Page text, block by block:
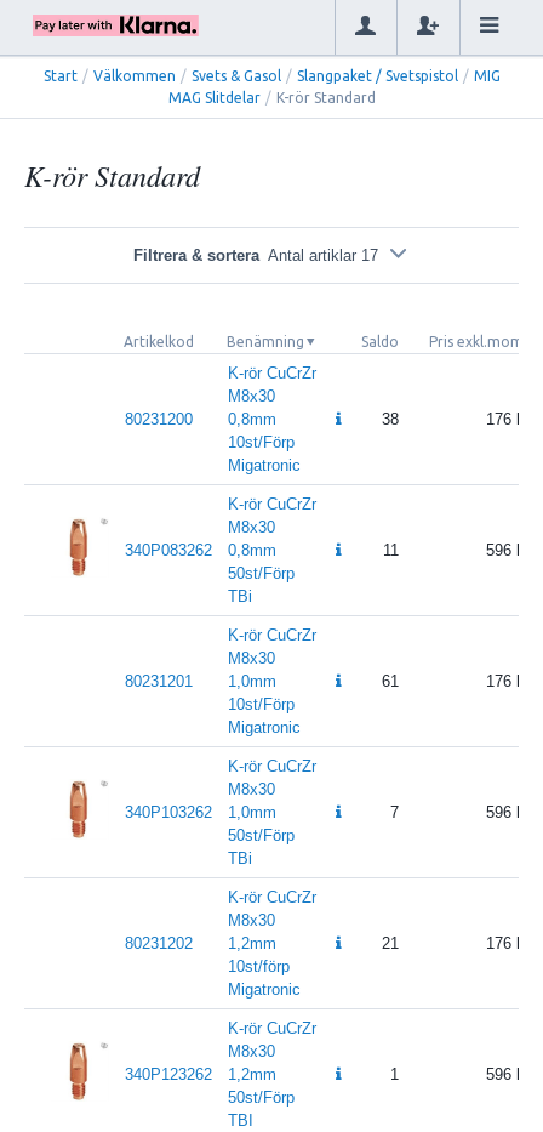
Start / Välkommen / Svets & Gasol / Slangpaket / Svetspistol / MIG
MAG Slitdelar / K-rör Standard
K-rör Standard
Filtrera & sortera Antal artiklar 17
Artikelkod Benämning Saldo Pris exkl.moms
80231200
K-rör CuCrZr
M8x30
0,8mm
10st/Förp
Migatronic
38 176
340P083262
K-rör CuCrZr
M8x30
0,8mm
50st/Förp
TBi
11 596
80231201
K-rör CuCrZr
M8x30
1,0mm
10st/Förp
Migatronic
61 176
340P103262
K-rör CuCrZr
M8x30
1,0mm
50st/Förp
TBi
7 596
80231202
K-rör CuCrZr
M8x30
1,2mm
10st/förp
Migatronic
21 176
340P123262
K-rör CuCrZr
M8x30
1,2mm
50st/Förp
TBI
1 596